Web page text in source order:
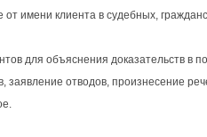
от имени клиента в судебных,
для объяснения доказательств в
заявление отводов, произнесение